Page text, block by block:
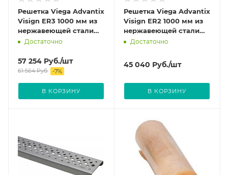
Решетка Viega Advantix
Visign ER3 1000 мм из
нержавеющей стали
Достаточно
57 254 Руб./шт
61 564Руб. -7%
В КОРЗИНУ
Решетка Viega Advantix
Visign ER2 1000 мм из
нержавеющей стали
Достаточно
45 040 Руб./шт
В КОРЗИНУ